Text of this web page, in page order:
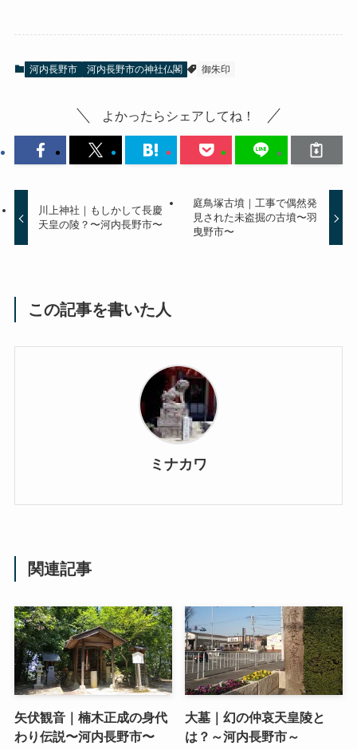
河内長野市 河内長野市の神社仏閣 御朱印
よかったらシェアしてね！
川上神社｜もしかして長慶
天皇の陵？〜河内長野市〜
庭鳥塚古墳｜工事で偶然発
見された未盗掘の古墳〜羽
曳野市〜
この記事を書いた人
ミナカワ
関連記事
矢伏観音｜楠木正成の身代
わり伝説〜河内長野市〜
大墓｜幻の仲哀天皇陵と
は？～河内長野市～